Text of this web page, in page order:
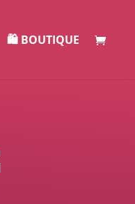
🛍️ BOUTIQUE